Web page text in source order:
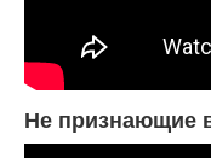
Не признающие